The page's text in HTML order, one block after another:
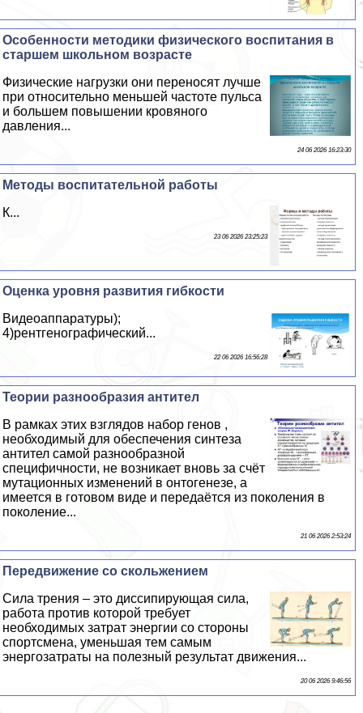
Особенности методики физического воспитания в
старшем школьном возрасте
Физические нагрузки они переносят лучше
при относительно меньшей частоте пульса
и большем повышении кровяного
давления...
24 06 2026 16:23:30
Методы воспитательной работы
К...
23 06 2026 23:25:23
Оценка уровня развития гибкости
Видеоаппаратуры);
4)рентгенографический...
22 06 2026 16:56:28
Теории разнообразия антител
В рамках этих взглядов набор генов ,
необходимый для обеспечения синтеза
антител самой разнообразной
специфичности, не возникает вновь за счёт
мутационных изменений в онтогенезе, а
имеется в готовом виде и передаётся из поколения в
поколение...
21 06 2026 2:53:24
Передвижение со скольжением
Сила трения – это диссипирующая сила,
работа против которой требует
необходимых затрат энергии со стороны
спортсмена, уменьшая тем самым
энергозатраты на полезный результат движения...
20 06 2026 9:46:56